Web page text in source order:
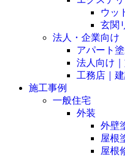
ウッ
玄関
法人・企業向け
アパート
法人向け
工務店｜
施工事例
一般住宅
外装
外壁
屋根
屋根